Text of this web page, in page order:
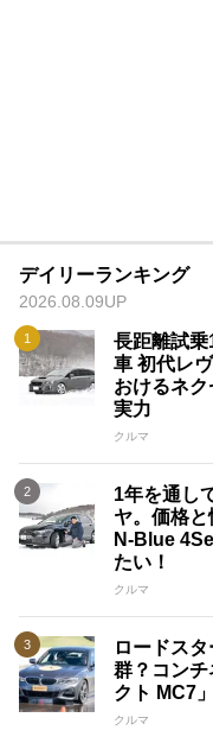
デイリーランキング
2026.08.09UP
長距離試
車 初代レ
おけるネ
実力
クルマ
1年を通し
ヤ。価格
N-Blue
たい！
クルマ
ロードス
群？コンチ
クト MC7
クルマ